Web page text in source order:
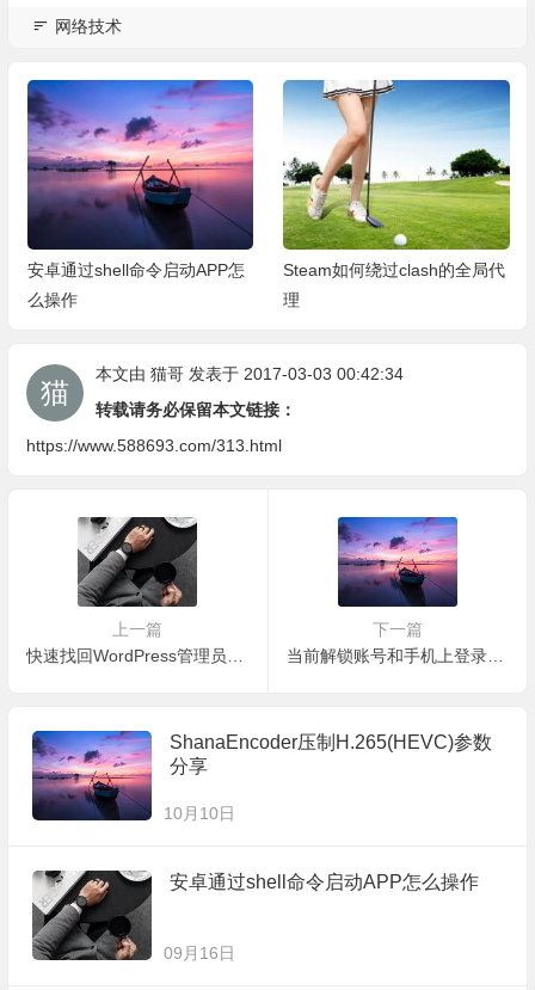
网络技术
安卓通过shell命令启动APP怎
么操作
Steam如何绕过clash的全局代
理
本文由 猫哥发表于 2017-03-03 00:42:34
转载请务必保留本文链接：
https://www.588693.com/313.html
上一篇
下一篇
当前解锁账号和手机上登录不一致
ShanaEncoder压制H.265(HEVC)参数
分享
10月10日
安卓通过shell命令启动APP怎么操作
09月16日